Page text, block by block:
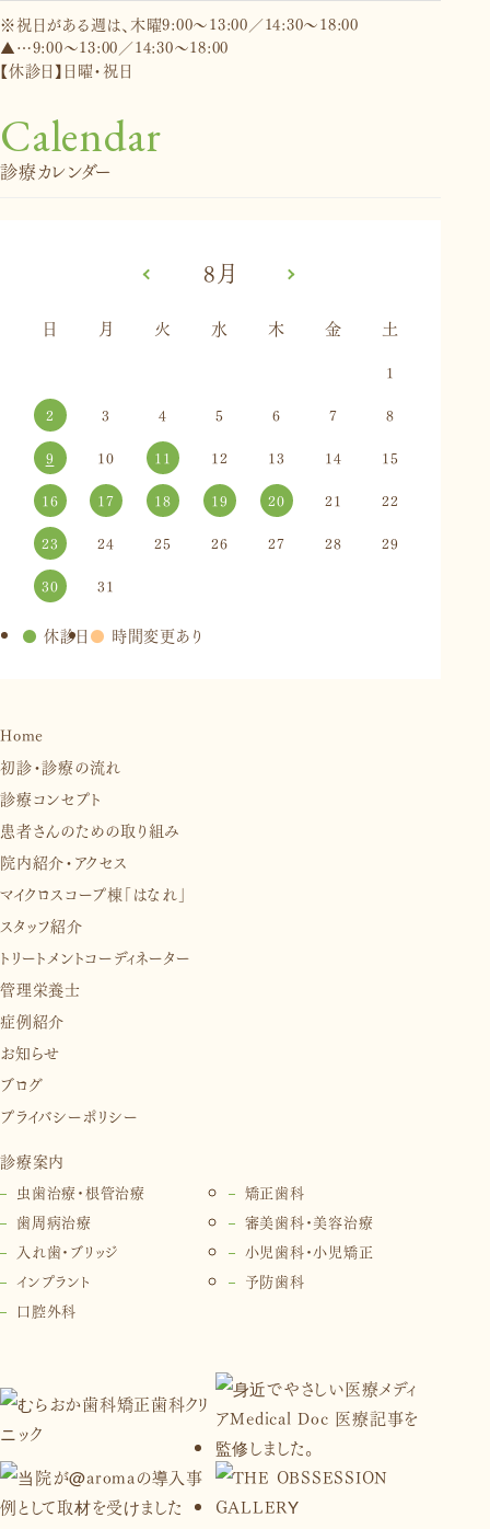
※祝日がある週は、木曜9:00～13:00／14:30～18:00
▲…9:00～13:00／14:30～18:00
【休診日】日曜・祝日
Calendar
診療カレンダー
8月
日 月 火 水 木 金 土
1
2
3 4 5 6 7
8
9
10 11 12 13 14
15
16
17 18 19 20 21
22
23
24 25 26 27 28
29
30
31
● 休診日● 時間変更あり
Home
初診・診療の流れ
診療コンセプト
患者さんのための取り組み
院内紹介・アクセス
マイクロスコープ棟「はなれ」
スタッフ紹介
トリートメントコーディネーター
管理栄養士
症例紹介
お知らせ
ブログ
プライバシーポリシー
診療案内
虫歯治療・根管治療
歯周病治療
入れ歯・ブリッジ
インプラント
口腔外科
矯正歯科
審美歯科・美容治療
小児歯科・小児矯正
予防歯科